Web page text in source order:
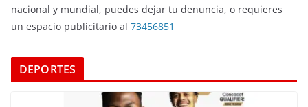
nacional y mundial, puedes dejar tu denuncia, o requieres
un espacio publicitario al 73456851
DEPORTES